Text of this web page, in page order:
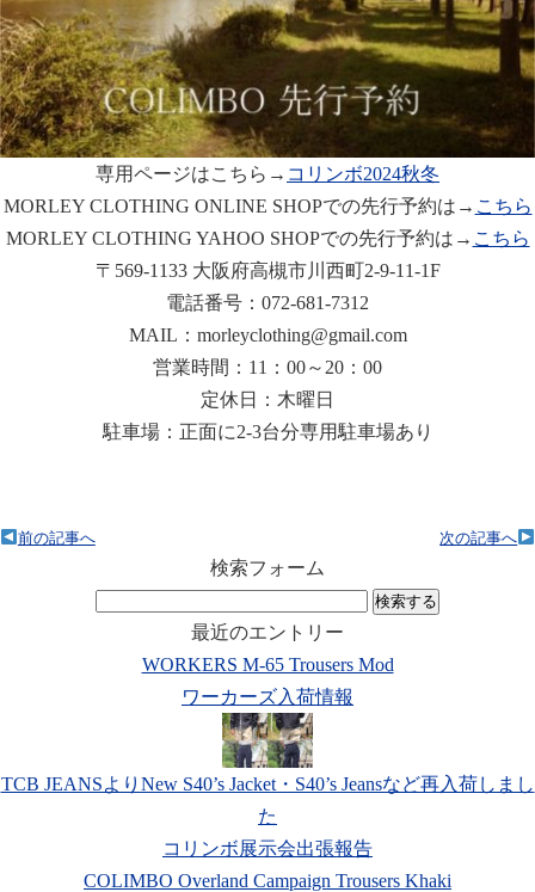
専用ページはこちら→ コリンボ2024秋冬
MORLEY CLOTHING ONLINE SHOPでの先行予約は→ こちら
MORLEY CLOTHING YAHOO SHOPでの先行予約は→ こちら
〒569-1133 大阪府高槻市川西町2-9-11-1F
電話番号：072-681-7312
MAIL：morleyclothing@gmail.com
営業時間：11：00～20：00
定休日：木曜日
駐車場：正面に2-3台分専用駐車場あり
次の記事へ
前の記事へ
検索フォーム
最近のエントリー
WORKERS M-65 Trousers Mod
ワーカーズ入荷情報
TCB JEANSよりNew S40’s Jacket・S40’s Jeansなど再入荷しまし
た
コリンボ展示会出張報告
COLIMBO Overland Campaign Trousers Khaki